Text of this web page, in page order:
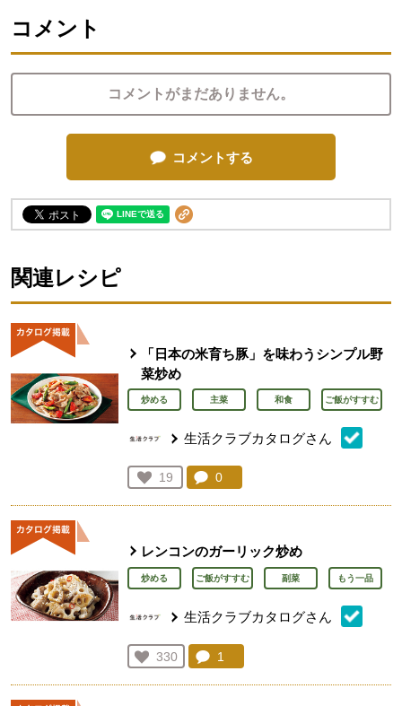
コメント
コメントがまだありません。
コメントする
関連レシピ
「日本の米育ち豚」を味わうシンプル野
菜炒め
炒める 主菜 和食 ご飯がすすむ
生活クラブカタログさん
お気に入り登録：
19
人が登録
コメント：
0
レンコンのガーリック炒め
炒める ご飯がすすむ 副菜 もう一品
生活クラブカタログさん
お気に入り登録：
330
人が登録
コメント：
1